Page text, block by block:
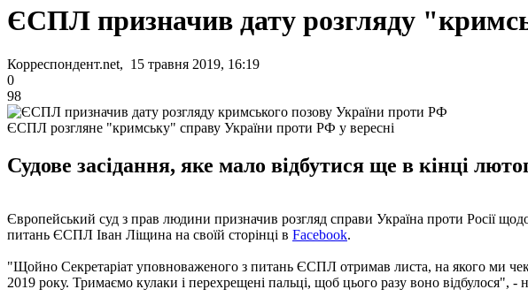
ЄСПЛ призначив дату розгляду
Корреспондент.net, 15 травня 2019, 16:19
0
98
ЄСПЛ розгляне "кримську" справу України проти РФ у вересні
Судове засідання, яке мало відбутися ще в кінці
Європейський суд з прав людини призначив розгляд справи Україна проти Росії
питань ЄСПЛ Іван Ліщина на своїй сторінці в Facebook.
"Щойно Секретаріат уповноваженого з питань ЄСПЛ отримав листа, на якого ми
2019 року. Тримаємо кулаки і перехрещені пальці, щоб цього разу воно відбулося", -